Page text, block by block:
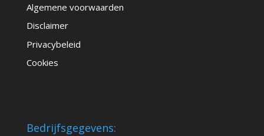
Algemene voorwaarden
Disclaimer
Privacybeleid
Cookies
Bedrijfsgegevens: